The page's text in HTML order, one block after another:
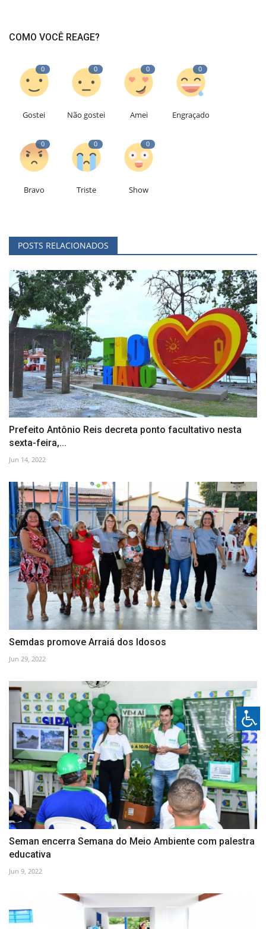
COMO VOCÊ REAGE?
0
Gostei
0
Não gostei
0
Amei
0
Engraçado
0
Bravo
0
Triste
0
Show
POSTS RELACIONADOS
Prefeito Antônio Reis decreta ponto facultativo nesta
sexta-feira,...
Jun 14, 2022
Semdas promove Arraiá dos Idosos
Jun 29, 2022
Seman encerra Semana do Meio Ambiente com palestra
educativa
Jun 9, 2022